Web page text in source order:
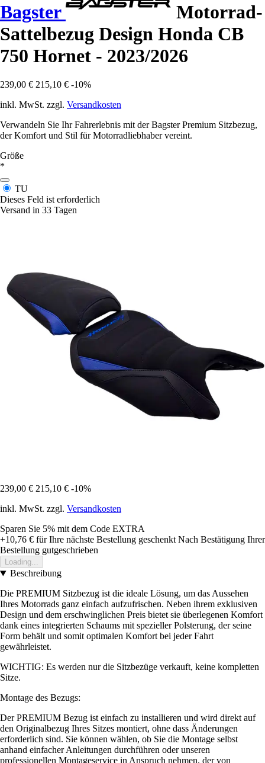
Bagster
Motorrad-
Sattelbezug Design Honda CB
750 Hornet - 2023/2026
239,00 € 215,10 € -10%
inkl. MwSt. zzgl. Versandkosten
Verwandeln Sie Ihr Fahrerlebnis mit der Bagster Premium Sitzbezug,
der Komfort und Stil für Motorradliebhaber vereint.
Größe
*
TU
Dieses Feld ist erforderlich
Versand in 33 Tagen
239,00 € 215,10 € -10%
inkl. MwSt. zzgl. Versandkosten
Sparen Sie 5% mit dem Code EXTRA
+10,76 € für Ihre nächste Bestellung geschenkt Nach Bestätigung Ihrer
Bestellung gutgeschrieben
Loading...
Beschreibung
Die PREMIUM Sitzbezug ist die ideale Lösung, um das Aussehen
Ihres Motorrads ganz einfach aufzufrischen. Neben ihrem exklusiven
Design und dem erschwinglichen Preis bietet sie überlegenen Komfort
dank eines integrierten Schaums mit spezieller Polsterung, der seine
Form behält und somit optimalen Komfort bei jeder Fahrt
gewährleistet.
WICHTIG: Es werden nur die Sitzbezüge verkauft, keine kompletten
Sitze.
Montage des Bezugs:
Der PREMIUM Bezug ist einfach zu installieren und wird direkt auf
den Originalbezug Ihres Sitzes montiert, ohne dass Änderungen
erforderlich sind. Sie können wählen, ob Sie die Montage selbst
anhand einfacher Anleitungen durchführen oder unseren
professionellen Montageservice in Anspruch nehmen, der von